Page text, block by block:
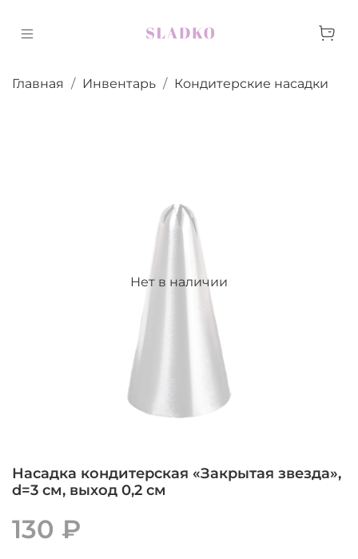
Главная Инвентарь Кондитерские насадки
Нет в наличии
Насадка кондитерская «Закрытая звезда»,
d=3 см, выход 0,2 см
130 ₽